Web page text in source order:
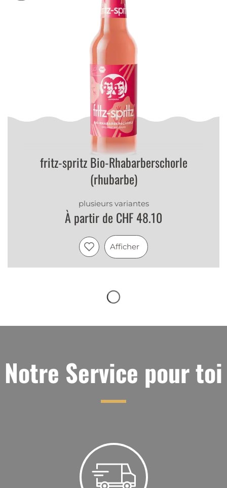
fritz-spritz Bio-Rhabarberschorle
(rhubarbe)
plusieurs variantes
À partir de CHF 48.10
Afficher
Notre Service pour toi